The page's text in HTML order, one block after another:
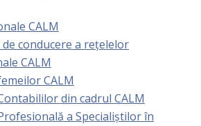
CALM
conducere a rețelelor
CALM
CALM
din cadrul CALM
a Specialiștilor în